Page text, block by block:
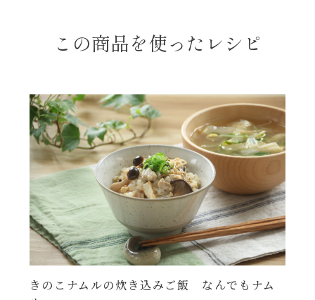
この商品を使ったレシピ
きのこナムルの炊き込みご飯 なんでもナム